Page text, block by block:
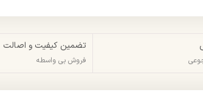
تضمین کیفیت و اصالت
فروش بی واسطه